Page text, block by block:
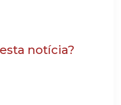
notícia?